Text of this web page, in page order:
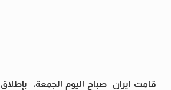
قامت ايران صباح اليوم الجمعة، بإطلاق